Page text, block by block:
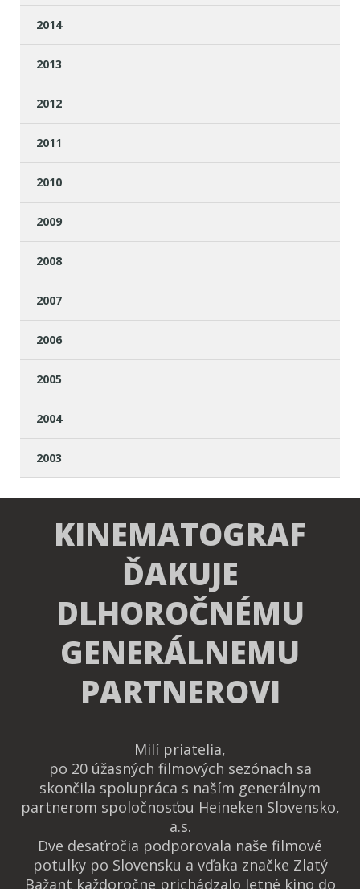
2014
2013
2012
2011
2010
2009
2008
2007
2006
2005
2004
2003
KINEMATOGRAF
ĎAKUJE
DLHOROČNÉMU
GENERÁLNEMU
PARTNEROVI
Milí priatelia,
po 20 úžasných filmových sezónach sa
skončila spolupráca s naším generálnym
partnerom spoločnosťou Heineken Slovensko,
a.s.
Dve desaťročia podporovala naše filmové
potulky po Slovensku a vďaka značke Zlatý
Bažant každoročne prichádzalo letné kino do